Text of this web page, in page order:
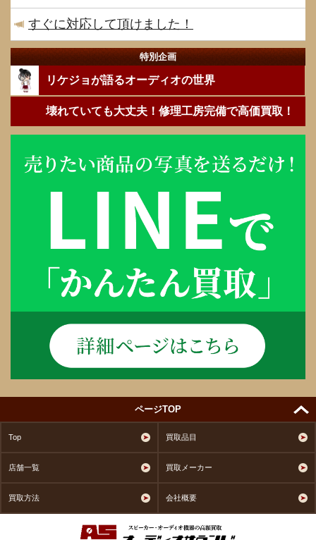
すぐに対応して頂けました！
特別企画
リケジョが語るオーディオの世界
壊れていても大丈夫！修理工房完備で高価買取！
ページTOP
Top 買取品目
店舗一覧 買取メーカー
買取方法 会社概要